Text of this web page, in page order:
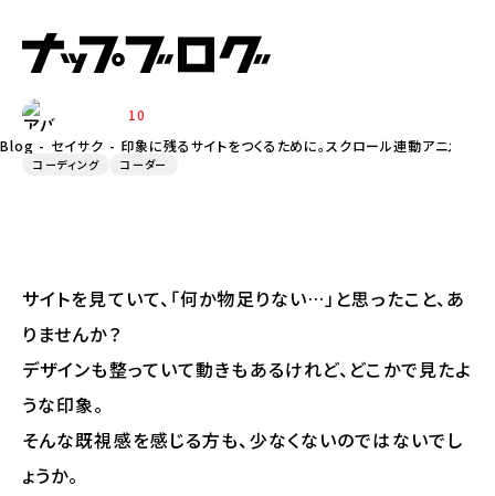
Blog セイサク 印象に残るサイトをつくるために。スクロール連動アニメーシ
択肢
10
コーディング コーダー
サイトを見ていて、「何か物足りない…」と思ったこと、あ
りませんか？
デザインも整っていて動きもあるけれど、どこかで見たよ
うな印象。
そんな既視感を感じる方も、少なくないのではないでし
ょうか。